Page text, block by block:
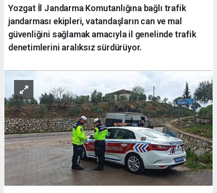
Yozgat İl Jandarma Komutanlığına bağlı trafik
jandarması ekipleri, vatandaşların can ve mal
güvenliğini sağlamak amacıyla il genelinde trafik
denetimlerini aralıksız sürdürüyor.